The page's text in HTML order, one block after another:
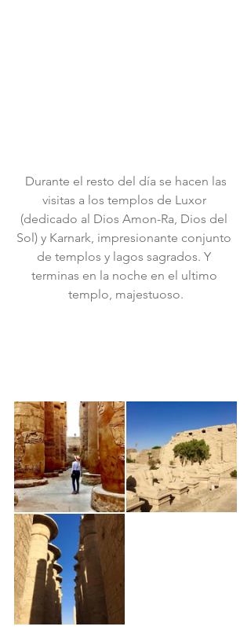
visitas a los templos de Luxor
(dedicado al Dios Amon-Ra, Dios del
Sol) y Karnark, impresionante conjunto
de templos y lagos sagrados. Y
terminas en la noche en el ultimo
templo, majestuoso.